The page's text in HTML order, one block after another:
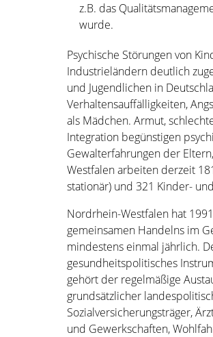
z.B. das
wurde.
Psychische Störungen von
Industrieländern deutlich
und Jugendlichen in
Verhaltensauffälligkeiten,
als Mädchen. Armut,
Integration begünstigen
Gewalterfahrungen der
Westfalen arbeiten derzeit
stationär) und 321 Kinder-
Nordrhein-Westfalen hat
gemeinsamen Handelns im
mindestens einmal jährlich.
gesundheitspolitisches
gehört der regelmäßige
grundsätzlicher
Sozialversicherungsträger,
und Gewerkschaften,